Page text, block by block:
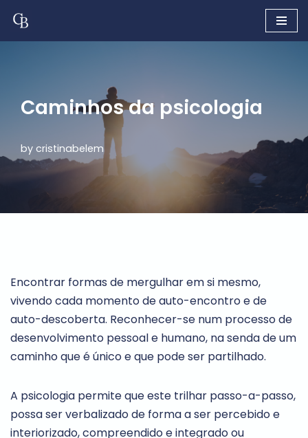
Skip
Caminhos da psicologia
by cristinabelem
Encontrar formas de mergulhar em si mesmo,
vivendo cada momento de auto-encontro e de
auto-descoberta. Reconhecer-se num processo de
desenvolvimento pessoal e humano, na senda de um
caminho que é único e que pode ser partilhado.
A psicologia permite que este trilhar passo-a-passo,
possa ser verbalizado de forma a ser percebido e
interiorizado, compreendido e integrado ou